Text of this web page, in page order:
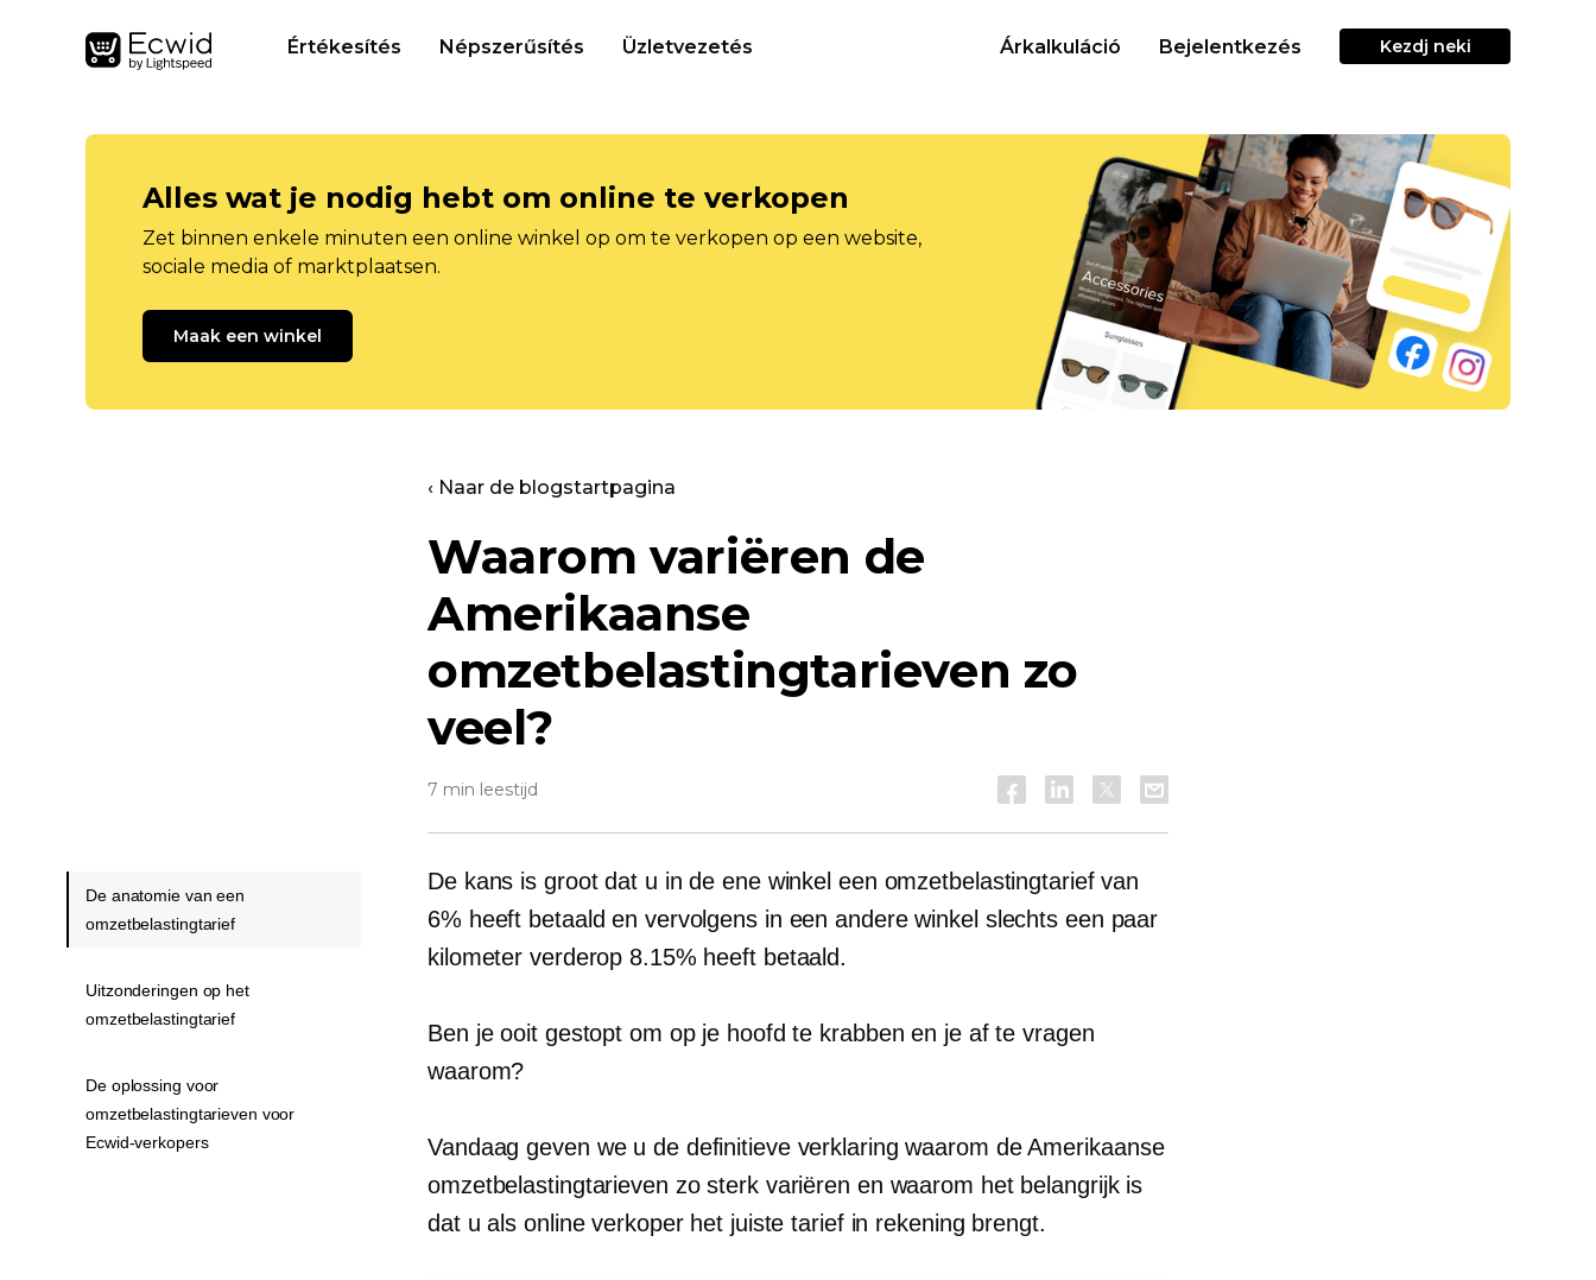
Értékesítés Népszerűsítés Üzletvezetés Árkalkuláció Bejelentkezés Kezdj neki
Alles wat je nodig hebt om online te verkopen
Zet binnen enkele minuten een online winkel op om te verkopen op een website,
sociale media of marktplaatsen.
Maak een winkel
‹ Naar de blogstartpagina
Waarom variëren de
Amerikaanse
omzetbelastingtarieven zo
veel?
7 min leestijd
De kans is groot dat u in de ene winkel een omzetbelastingtarief van
6% heeft betaald en vervolgens in een andere winkel slechts een paar
kilometer verderop 8.15% heeft betaald.
Ben je ooit gestopt om op je hoofd te krabben en je af te vragen
waarom?
Vandaag geven we u de definitieve verklaring waarom de Amerikaanse
omzetbelastingtarieven zo sterk variëren en waarom het belangrijk is
dat u als online verkoper het juiste tarief in rekening brengt.
De anatomie van een
omzetbelastingtarief
Uitzonderingen op het
omzetbelastingtarief
De oplossing voor
omzetbelastingtarieven voor
Ecwid-verkopers